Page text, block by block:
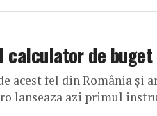
calculator de
acest fel din România și
lanseaza azi primul